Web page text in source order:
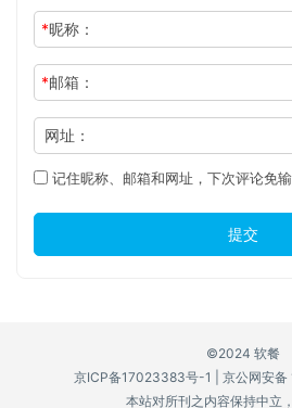
*昵称：
*邮箱：
网址：
记住昵称、邮箱和网址，下次评论免输
提交
©2024 软餐
京ICP备17023383号-1
京公网安
本站对所刊之内容保持中立